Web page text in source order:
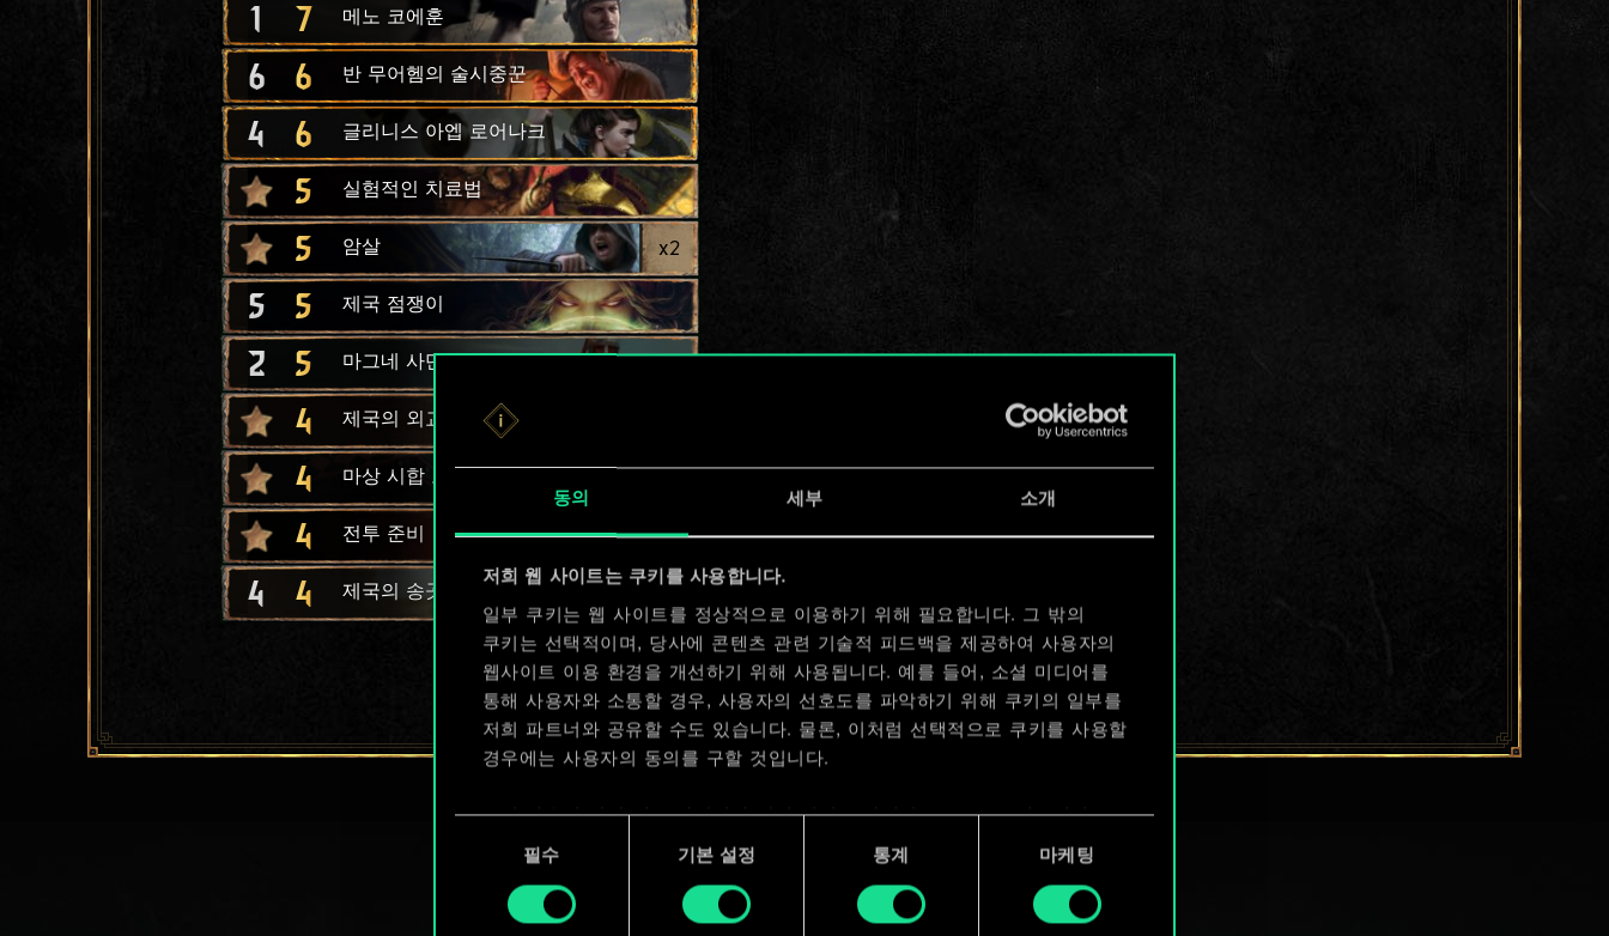
동의 세부 소개
저희 웹 사이트는 쿠키를 사용합니다.
일부 쿠키는 웹 사이트를 정상적으로 이용하기 위해 필요합니다. 그 밖의
쿠키는 선택적이며, 당사에 콘텐츠 관련 기술적 피드백을 제공하여 사용자의
웹사이트 이용 환경을 개선하기 위해 사용됩니다. 예를 들어, 소셜 미디어를
통해 사용자와 소통할 경우, 사용자의 선호도를 파악하기 위해 쿠키의 일부를
저희 파트너와 공유할 수도 있습니다. 물론, 이처럼 선택적으로 쿠키를 사용할
경우에는 사용자의 동의를 구할 것입니다.
쿠키 사용에 관한 세부 사항이나 관련 설정은 아래의 "Settings" 메뉴에서
확인할 수 있습니다.
필수 기본 설정 통계 마케팅
1 7 메노 코에훈
6 6 반 무어헴의 술시중꾼
4 6 글리니스 아엡 로어나크
5 실험적인 치료법
5 암살 x2
5 5 제국 점쟁이
2 5 마그네 사단
4 제국의 외교
4 마상 시합 토너먼트
4 전투 준비 x2
4 4 제국의 송곳니